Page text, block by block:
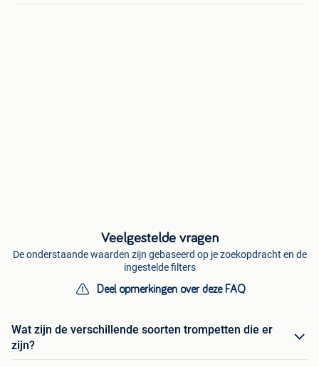
Veelgestelde vragen
De onderstaande waarden zijn gebaseerd op je zoekopdracht en de
ingestelde filters
Deel opmerkingen over deze FAQ
Wat zijn de verschillende soorten trompetten die er
zijn?